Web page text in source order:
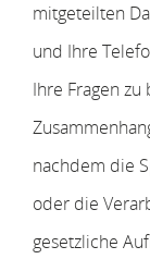
mitgeteilten
und Ihre
Ihre Fragen
nachdem die
oder die
gesetzliche